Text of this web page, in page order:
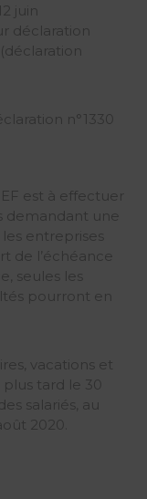
juin
déclaration
n°1330
est à effectuer
demandant une
entreprises
de l’échéance
seules les
pourront en
vacations et
tard le 30
salariés, au
2020.